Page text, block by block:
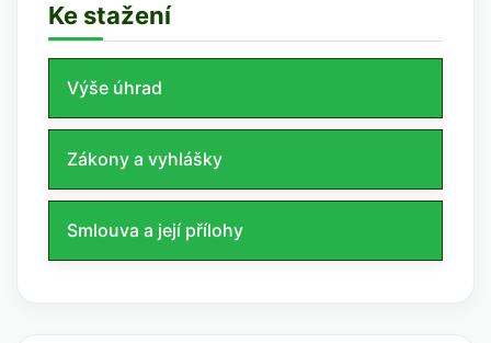
Ke stažení
Výše úhrad
Zákony a vyhlášky
Smlouva a její přílohy